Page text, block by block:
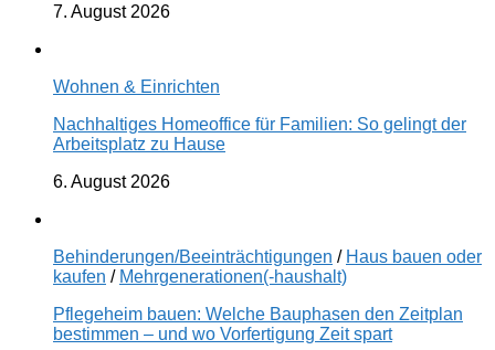
7. August 2026
Wohnen & Einrichten
Nachhaltiges Homeoffice für Familien: So gelingt der
Arbeitsplatz zu Hause
6. August 2026
Behinderungen/Beeinträchtigungen / Haus bauen oder
kaufen / Mehrgenerationen(-haushalt)
Pflegeheim bauen: Welche Bauphasen den Zeitplan
bestimmen – und wo Vorfertigung Zeit spart